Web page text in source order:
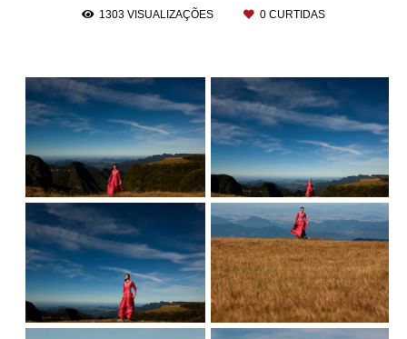
1303 VISUALIZAÇÕES 0 CURTIDAS